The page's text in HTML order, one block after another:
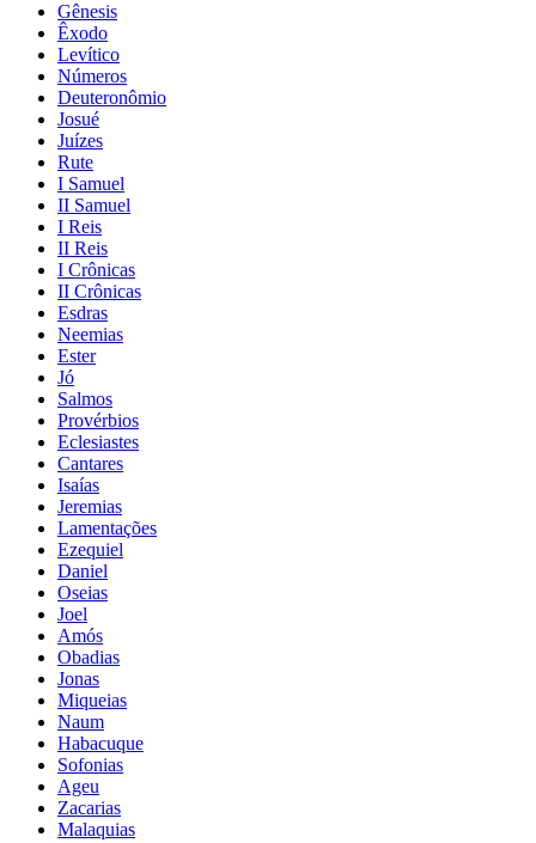
Gênesis
Êxodo
Levítico
Números
Deuteronômio
Josué
Juízes
Rute
I Samuel
II Samuel
I Reis
II Reis
I Crônicas
II Crônicas
Esdras
Neemias
Ester
Jó
Salmos
Provérbios
Eclesiastes
Cantares
Isaías
Jeremias
Lamentações
Ezequiel
Daniel
Oseias
Joel
Amós
Obadias
Jonas
Miqueias
Naum
Habacuque
Sofonias
Ageu
Zacarias
Malaquias